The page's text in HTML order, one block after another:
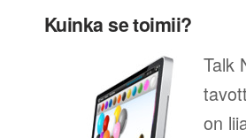
Kuinka se toimii?
Talk
on